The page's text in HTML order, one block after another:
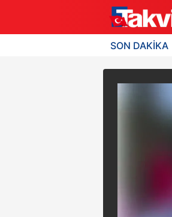
SON DAKİKA